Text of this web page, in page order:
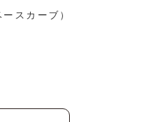
スカーブ）